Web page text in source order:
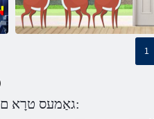
1
גאַמעס טרָא םעד גנַאגסיורַא דורך קאַטעגאָריע: